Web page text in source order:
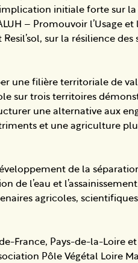
initiale forte sur
– Promouvoir l’Usage
sur la résilience des
une filière territoriale de
sur trois territoires
une alternative aux
et une agriculture
de la
de l’eau et
agricoles,
France, Pays-de-la-Loire et
Pôle Végétal Loire